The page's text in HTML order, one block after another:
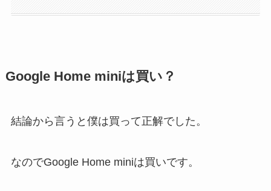
Google Home miniは買い？
結論から言うと僕は買って正解でした。
なのでGoogle Home miniは買いです。